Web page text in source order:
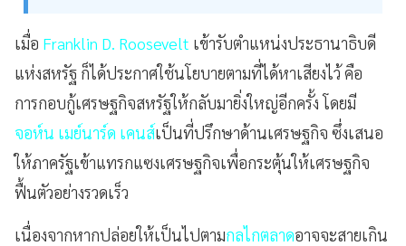
เมื่อ Franklin D. Roosevelt เข้ารับตำแหน่งประธานาธิบดี
แห่งสหรัฐ ก็ได้ประกาศใช้นโยบายตามที่ได้หาเสียงไว้ คือ
การกอบกู้เศรษฐกิจสหรัฐให้กลับมายิ่งใหญ่อีกครั้ง โดยมี
จอห์น เมย์นาร์ด เคนส์เป็นที่ปรึกษาด้านเศรษฐกิจ ซึ่งเสนอ
ให้ภาครัฐเข้าแทรกแซงเศรษฐกิจเพื่อกระตุ้นให้เศรษฐกิจ
ฟื้นตัวอย่างรวดเร็ว
เนื่องจากหากปล่อยให้เป็นไปตามกลไกตลาดอาจจะสายเกิน